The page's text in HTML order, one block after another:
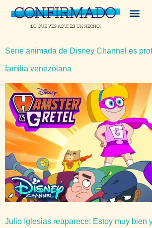
Serie animada de Disney Channel es
familia venezolana
Julio Iglesias reaparece: Estoy muy bien